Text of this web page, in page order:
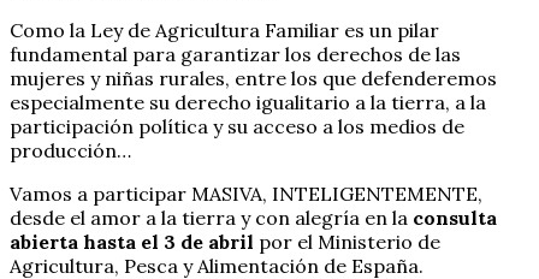
Como la Ley de Agricultura Familiar es un pilar
fundamental para garantizar los derechos de las
mujeres y niñas rurales, entre los que defenderemos
especialmente su derecho igualitario a la tierra, a la
participación política y su acceso a los medios de
producción…
Vamos a participar MASIVA, INTELIGENTEMENTE,
desde el amor a la tierra y con alegría en la consulta
abierta hasta el 3 de abril por el Ministerio de
Agricultura, Pesca y Alimentación de España.